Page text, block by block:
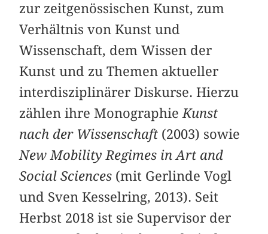
zur zeitgenössischen Kunst, zum
Verhältnis von Kunst und
Wissenschaft, dem Wissen der
Kunst und zu Themen aktueller
interdisziplinärer Diskurse. Hierzu
zählen ihre Monographie Kunst
nach der Wissenschaft (2003) sowie
New Mobility Regimes in Art and
Social Sciences (mit Gerlinde Vogl
und Sven Kesselring, 2013). Seit
Herbst 2018 ist sie Supervisor der